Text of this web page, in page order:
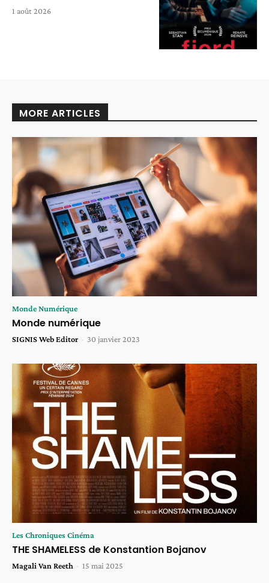
1 août 2026
MORE ARTICLES
Monde Numérique
Monde numérique
SIGNIS Web Editor - 30 janvier 2023
Les Chroniques Cinéma
THE SHAMELESS de Konstantion Bojanov
Magali Van Reeth - 15 mai 2025